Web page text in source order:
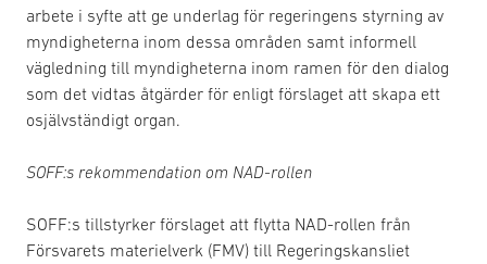
arbete i syfte att ge underlag för regeringens styrning av
myndigheterna inom dessa områden samt informell
vägledning till myndigheterna inom ramen för den dialog
som det vidtas åtgärder för enligt förslaget att skapa ett
osjälvständigt organ.
SOFF:s rekommendation om NAD-rollen
SOFF:s tillstyrker förslaget att flytta NAD-rollen från
Försvarets materielverk (FMV) till Regeringskansliet